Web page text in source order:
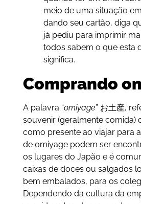
meio de uma situação
dando seu cartão, diga
já pediu para imprimir
todos sabem o que esta
significa.
Comprando
A palavra “omiyage” お土産,
souvenir (geralmente comida)
como presente ao viajar para
de omiyage podem ser
os lugares do Japão e é
caixas de doces ou salgados
bem embalados, para os
Dependendo da cultura da